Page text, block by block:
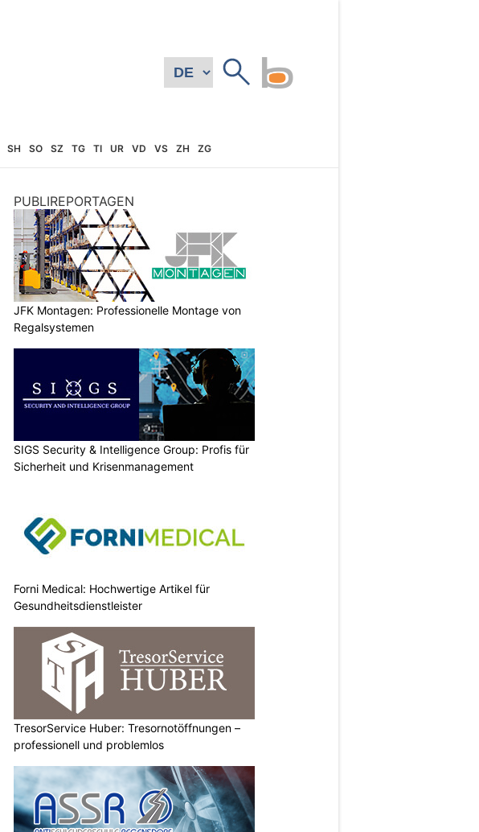
SH SO SZ TG TI UR VD VS ZH ZG
PUBLIREPORTAGEN
JFK Montagen: Professionelle Montage von
Regalsystemen
SIGS Security & Intelligence Group: Profis für
Sicherheit und Krisenmanagement
Forni Medical: Hochwertige Artikel für
Gesundheitsdienstleister
TresorService Huber: Tresornotöffnungen –
professionell und problemlos